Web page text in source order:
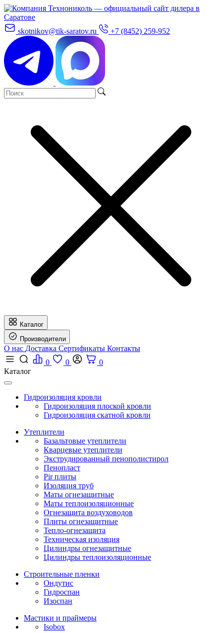
skotnikov@tik-saratov.ru +7 (8452) 259-952
Каталог
Производители
О нас Доставка Сертификаты Контакты
0
0
0
Каталог
Гидроизоляция кровли
Гидроизоляция плоской кровли
Гидроизоляция скатной кровли
Утеплители
Базальтовые утеплители
Кварцевые утеплители
Экструдированный пенополистирол
Пенопласт
Pir плиты
Изоляция труб
Маты огнезащитные
Маты теплоизоляционные
Огнезащита воздуховодов
Плиты огнезащитные
Тепло-огнезащита
Техническая изоляция
Цилиндры огнезащитные
Цилиндры теплоизоляционные
Строительные пленки
Ондутис
Гидроспан
Изоспан
Мастики и праймеры
Isobox